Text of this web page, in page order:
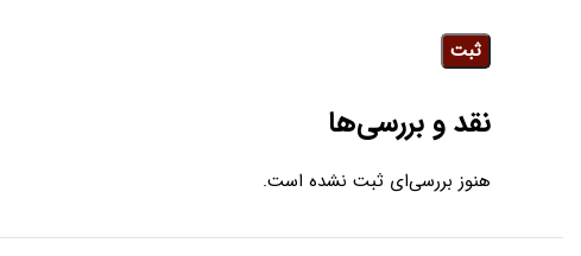
نقد و بررسی‌ها
هنوز بررسی‌ای ثبت نشده است.